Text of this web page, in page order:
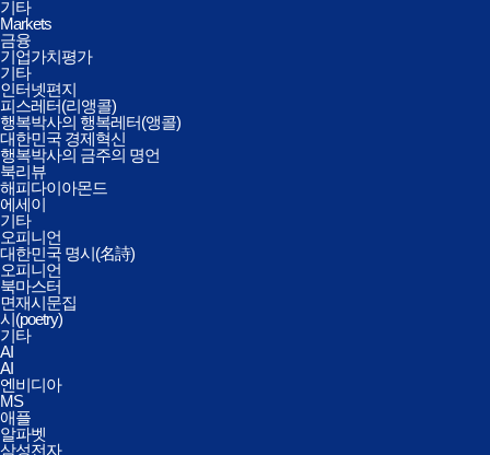
기타
Markets
금융
기업가치평가
기타
인터넷편지
피스레터(리앵콜)
행복박사의 행복레터(앵콜)
대한민국 경제혁신
행복박사의 금주의 명언
북리뷰
해피다이아몬드
에세이
기타
오피니언
대한민국 명시(名詩)
오피니언
북마스터
면재시문집
시(poetry)
기타
AI
AI
엔비디아
MS
애플
알파벳
삼성전자